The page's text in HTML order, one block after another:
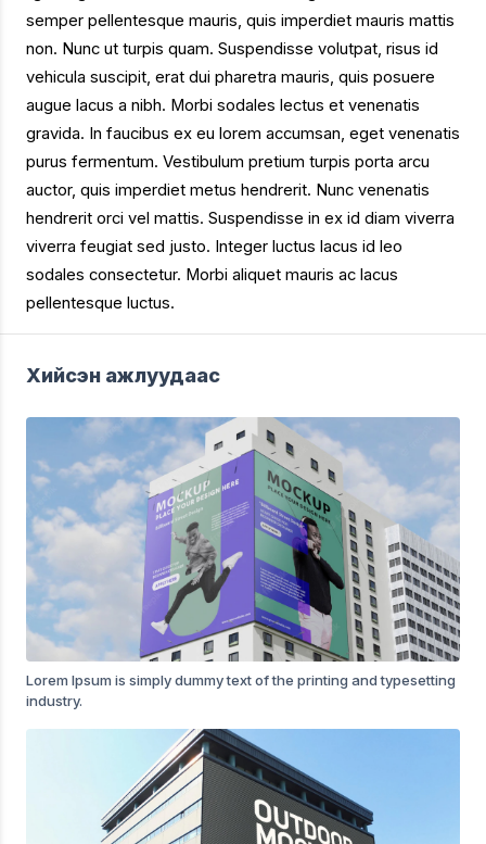
semper pellentesque mauris, quis imperdiet mauris mattis
non. Nunc ut turpis quam. Suspendisse volutpat, risus id
vehicula suscipit, erat dui pharetra mauris, quis posuere
augue lacus a nibh. Morbi sodales lectus et venenatis
gravida. In faucibus ex eu lorem accumsan, eget venenatis
purus fermentum. Vestibulum pretium turpis porta arcu
auctor, quis imperdiet metus hendrerit. Nunc venenatis
hendrerit orci vel mattis. Suspendisse in ex id diam viverra
viverra feugiat sed justo. Integer luctus lacus id leo
sodales consectetur. Morbi aliquet mauris ac lacus
pellentesque luctus.
Хийсэн ажлуудаас
Lorem Ipsum is simply dummy text of the printing and typesetting
industry.